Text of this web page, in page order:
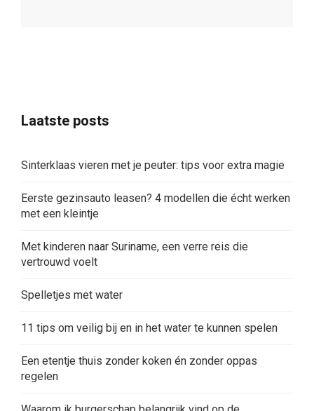
Laatste posts
Sinterklaas vieren met je peuter: tips voor extra magie
Eerste gezinsauto leasen? 4 modellen die écht werken
met een kleintje
Met kinderen naar Suriname, een verre reis die
vertrouwd voelt
Spelletjes met water
11 tips om veilig bij en in het water te kunnen spelen
Een etentje thuis zonder koken én zonder oppas
regelen